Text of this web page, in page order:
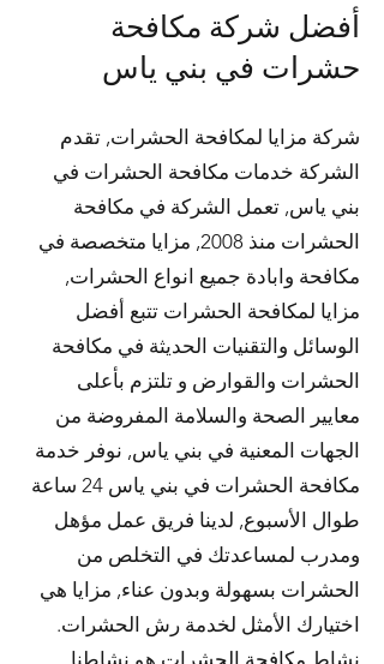
أفضل شركة مكافحة
حشرات في بني ياس
شركة مزايا لمكافحة الحشرات, تقدم
الشركة خدمات مكافحة الحشرات في
بني ياس, تعمل الشركة في مكافحة
الحشرات منذ 2008, مزايا متخصصة في
مكافحة وابادة جميع انواع الحشرات,
مزايا لمكافحة الحشرات تتبع أفضل
الوسائل والتقنيات الحديثة في مكافحة
الحشرات والقوارض و تلتزم بأعلى
معايير الصحة والسلامة المفروضة من
الجهات المعنية في بني ياس, نوفر خدمة
مكافحة الحشرات في بني ياس 24 ساعة
طوال الأسبوع, لدينا فريق عمل مؤهل
ومدرب لمساعدتك في التخلص من
الحشرات بسهولة وبدون عناء, مزايا هي
اختيارك الأمثل لخدمة رش الحشرات.
نشاط مكافحة الحشرات هو نشاطنا